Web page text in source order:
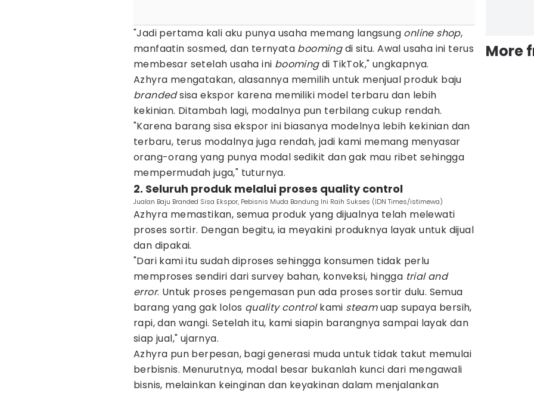
"Jadi pertama kali aku punya usaha memang langsung online shop,
manfaatin sosmed, dan ternyata boomingdi situ. Awal usaha ini terus
membesar setelah usaha ini boomingdi TikTok," ungkapnya.
Azhyra mengatakan, alasannya memilih untuk menjual produk baju
brandedsisa ekspor karena memiliki model terbaru dan lebih
kekinian. Ditambah lagi, modalnya pun terbilang cukup rendah.
"Karena barang sisa ekspor ini biasanya modelnya lebih kekinian dan
terbaru, terus modalnya juga rendah, jadi kami memang menyasar
orang-orang yang punya modal sedikit dan gak mau ribet sehingga
mempermudah juga," tuturnya.
2. Seluruh produk melalui proses quality control
Jualan Baju Branded Sisa Ekspor, Pebisnis Muda Bandung Ini Raih Sukses (IDN Times/istimewa)
Azhyra memastikan, semua produk yang dijualnya telah melewati
proses sortir. Dengan begitu, ia meyakini produknya layak untuk dijual
dan dipakai.
"Dari kami itu sudah diproses sehingga konsumen tidak perlu
memproses sendiri dari survey bahan, konveksi, hingga trial and
error. Untuk proses pengemasan pun ada proses sortir dulu. Semua
barang yang gak lolos quality controlkami steamuap supaya bersih,
rapi, dan wangi. Setelah itu, kami siapin barangnya sampai layak dan
siap jual," ujarnya.
Azhyra pun berpesan, bagi generasi muda untuk tidak takut memulai
berbisnis. Menurutnya, modal besar bukanlah kunci dari mengawali
bisnis, melainkan keinginan dan keyakinan dalam menjalankan
More